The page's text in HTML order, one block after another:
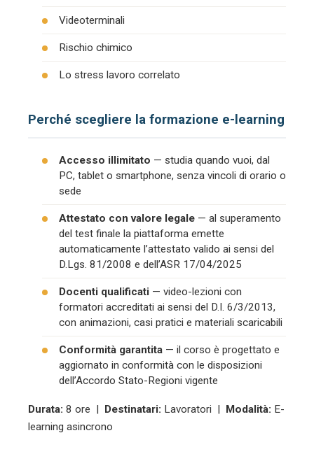
Videoterminali
Rischio chimico
Lo stress lavoro correlato
Perché scegliere la formazione e-learning
Accesso illimitato — studia quando vuoi, dal
PC, tablet o smartphone, senza vincoli di orario o
sede
Attestato con valore legale — al superamento
del test finale la piattaforma emette
automaticamente l’attestato valido ai sensi del
D.Lgs. 81/2008 e dell’ASR 17/04/2025
Docenti qualificati — video-lezioni con
formatori accreditati ai sensi del D.I. 6/3/2013,
con animazioni, casi pratici e materiali scaricabili
Conformità garantita — il corso è progettato e
aggiornato in conformità con le disposizioni
dell’Accordo Stato-Regioni vigente
Durata: 8 ore | Destinatari: Lavoratori | Modalità: E-
learning asincrono